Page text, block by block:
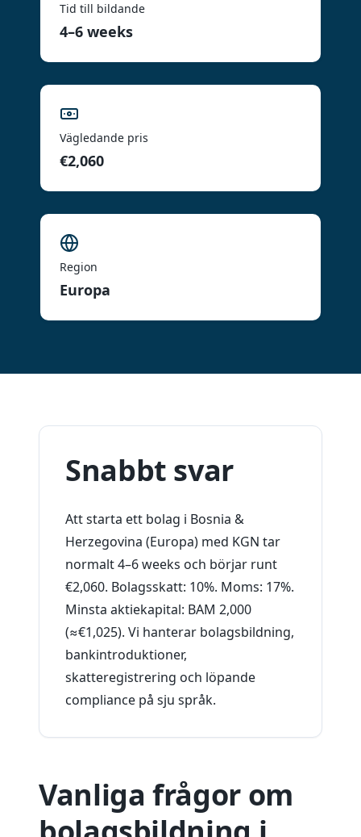
Tid till bildande
4–6 weeks
Vägledande pris
€2,060
Region
Europa
Snabbt svar
Att starta ett bolag i Bosnia &
Herzegovina (Europa) med KGN tar
normalt 4–6 weeks och börjar runt
€2,060. Bolagsskatt: 10%. Moms: 17%.
Minsta aktiekapital: BAM 2,000
(≈€1,025). Vi hanterar bolagsbildning,
bankintroduktioner,
skatteregistrering och löpande
compliance på sju språk.
Vanliga frågor om